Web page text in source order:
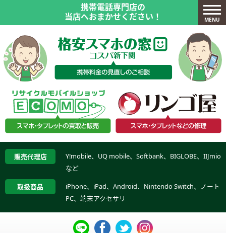
携帯電話専門店の
当店へおまかせください！
販売代理店
Y!mobile、UQ mobile、Softbank、BIGLOBE、IIJmio
など
取扱商品
iPhone、iPad、Android、Nintendo Switch、ノート
PC、端末アクセサリ
MENU